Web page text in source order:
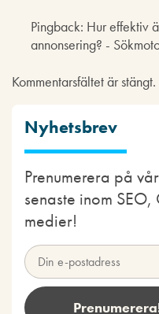
Pingback: Hur effektiv
annonsering? -
Kommentarsfältet är stängt.
Nyhetsbrev
Prenumerera på
senaste inom
medier!